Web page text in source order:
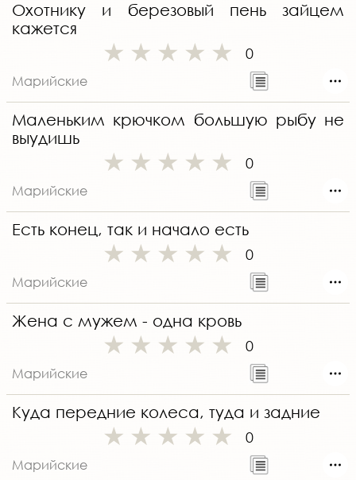
Охотнику и березовый пень зайцем
кажется
0
Марийские
Маленьким крючком большую рыбу не
выудишь
0
Марийские
Есть конец, так и начало есть
0
Марийские
Жена с мужем - одна кровь
0
Марийские
Куда передние колеса, туда и задние
0
Марийские